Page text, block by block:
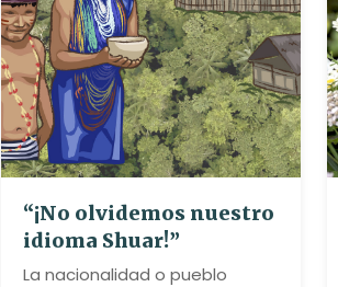
“¡No olvidemos nuestro
idioma Shuar!”
La nacionalidad o pueblo